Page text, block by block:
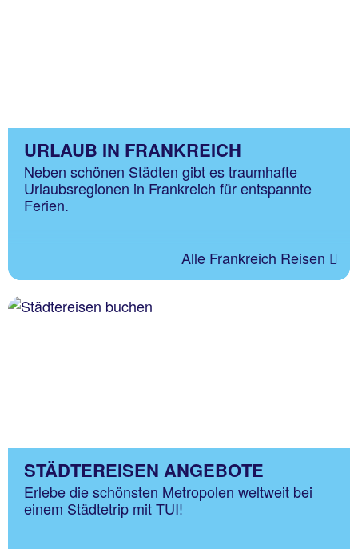
URLAUB IN FRANKREICH
Neben schönen Städten gibt es traumhafte
Urlaubsregionen in Frankreich für entspannte
Ferien.
Alle Frankreich Reisen
STÄDTEREISEN ANGEBOTE
Erlebe die schönsten Metropolen weltweit bei
einem Städtetrip mit TUI!